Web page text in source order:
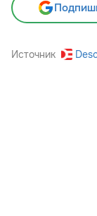
Источник